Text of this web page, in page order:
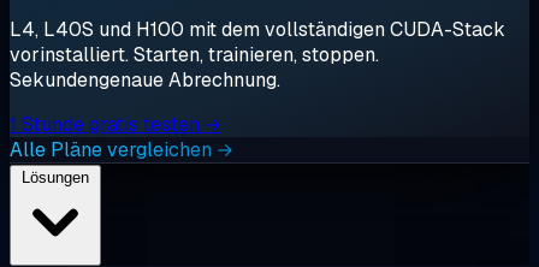
L4, L40S und H100 mit dem vollständigen CUDA-Stack
vorinstalliert. Starten, trainieren, stoppen.
Sekundengenaue Abrechnung.
1 Stunde gratis testen →
Alle Pläne vergleichen →